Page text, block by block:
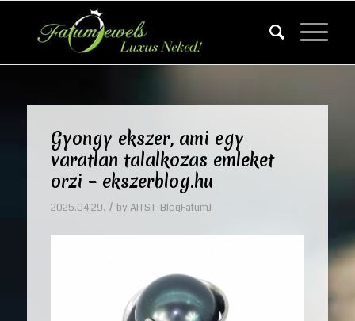
Gyongy ekszer, ami egy
varatlan talalkozas emleket
orzi – ekszerblog.hu
2025.04.29. / by AITST-BlogFatumJ